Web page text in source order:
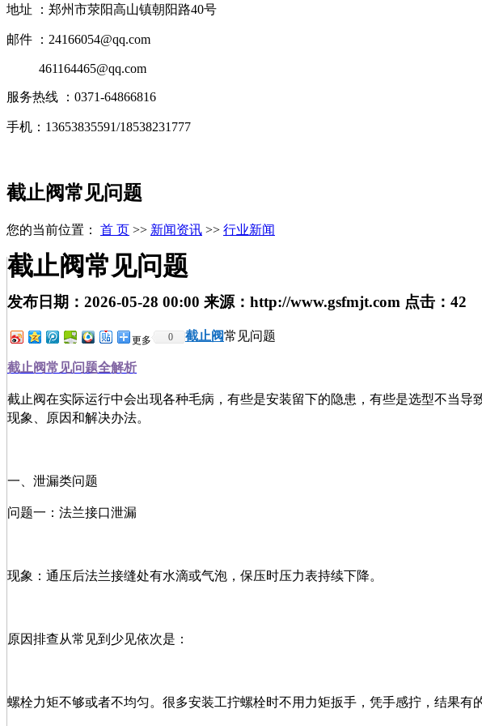
地址 ：郑州市荥阳高山镇朝阳路40号
邮件 ：24166054@qq.com
461164465@qq.com
服务热线 ：0371-64866816
手机：13653835591/18538231777
截止阀常见问题
您的当前位置： 首 页 >> 新闻资讯 >> 行业新闻
截止阀常见问题
发布日期： 2026-05-28 00:00 来源： http://www.gsfmjt.com 点击： 42
更多 0 截止阀常见问题
截止阀常见问题全解析
截止阀在实际运行中会出现各种毛病，有些是安装留下的隐患，有些是选型不当
现象、原因和解决办法。
一、泄漏类问题
问题一：法兰接口泄漏
现象：通压后法兰接缝处有水滴或气泡，保压时压力表持续下降。
原因排查从常见到少见依次是：
螺栓力矩不够或者不均匀。很多安装工拧螺栓时不用力矩扳手，凭手感拧，结果